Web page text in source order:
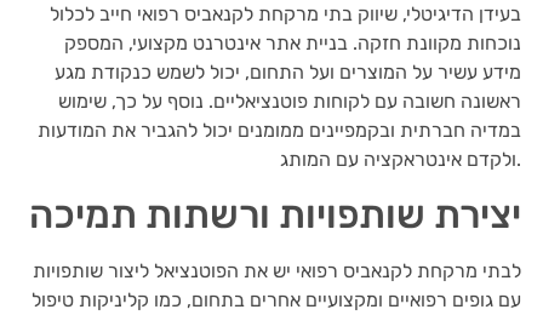
בעידן הדיגיטלי, שיווק בתי מרקחת לקנאביס רפואי חייב לכלול
נוכחות מקוונת חזקה. בניית אתר אינטרנט מקצועי, המספק
מידע עשיר על המוצרים ועל התחום, יכול לשמש כנקודת מגע
ראשונה חשובה עם לקוחות פוטנציאליים. נוסף על כך, שימוש
במדיה חברתית ובקמפיינים ממומנים יכול להגביר את המודעות
ולקדם אינטראקציה עם המותג.
יצירת שותפויות ורשתות תמיכה
לבתי מרקחת לקנאביס רפואי יש את הפוטנציאל ליצור שותפויות
עם גופים רפואיים ומקצועיים אחרים בתחום, כמו קליניקות טיפול